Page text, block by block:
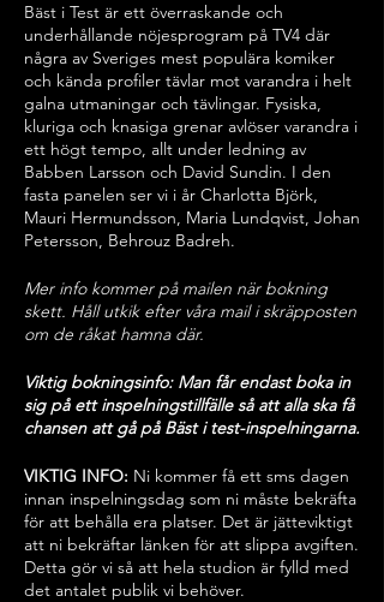
Bäst i Test är ett överraskande och
underhållande nöjesprogram på TV4 där
några av Sveriges mest populära komiker
och kända profiler tävlar mot varandra i helt
galna utmaningar och tävlingar. Fysiska,
kluriga och knasiga grenar avlöser varandra i
ett högt tempo, allt under ledning av
Babben Larsson och David Sundin. I den
fasta panelen ser vi i år Charlotta Björk,
Mauri Hermundsson, Maria Lundqvist, Johan
Petersson, Behrouz Badreh.
Mer info kommer på mailen när bokning
skett. Håll utkik efter våra mail i skräpposten
om de råkat hamna där.
Viktig bokningsinfo: Man får endast boka in
sig på ett inspelningstillfälle så att alla ska få
chansen att gå på Bäst i test-inspelningarna.
VIKTIG INFO: Ni kommer få ett sms dagen
innan inspelningsdag som ni måste bekräfta
för att behålla era platser. Det är jätteviktigt
att ni bekräftar länken för att slippa avgiften.
Detta gör vi så att hela studion är fylld med
det antalet publik vi behöver.